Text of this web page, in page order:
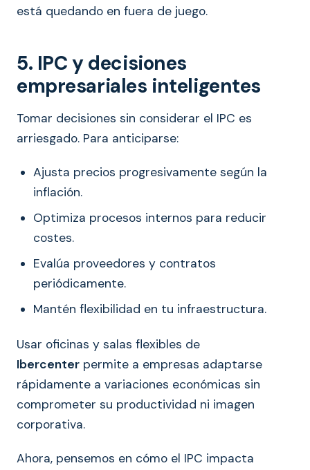
está quedando en fuera de juego.
5. IPC y decisiones
empresariales inteligentes
Tomar decisiones sin considerar el IPC es
arriesgado. Para anticiparse:
Ajusta precios progresivamente según la
inflación.
Optimiza procesos internos para reducir
costes.
Evalúa proveedores y contratos
periódicamente.
Mantén flexibilidad en tu infraestructura.
Usar oficinas y salas flexibles de
Ibercenter permite a empresas adaptarse
rápidamente a variaciones económicas sin
comprometer su productividad ni imagen
corporativa.
Ahora, pensemos en cómo el IPC impacta